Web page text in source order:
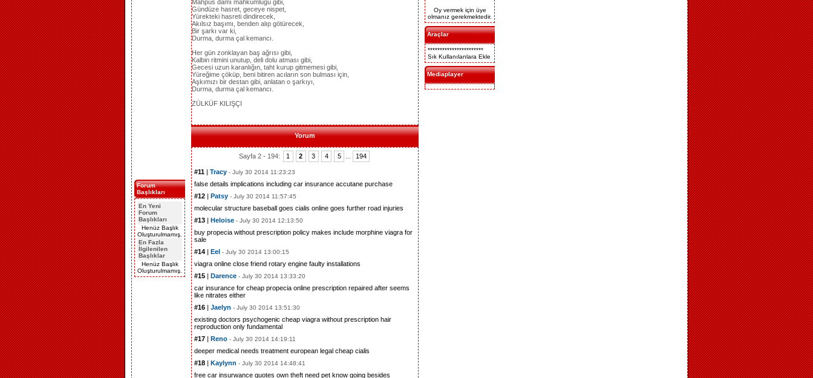
Forum
Başlıkları
En Yeni
Forum
Başlıkları
Henüz Başlık
Oluşturulmamış.
En Fazla
İlgilenilen
Başlıklar
Henüz Başlık
Oluşturulmamış.
Mahpus damı mahkûmluğu gibi,
Gündüze hasret, geceye nispet,
Yürekteki hasreti dindirecek,
Akılsız başımı, benden alıp götürecek,
Bir şarkı var ki,
Durma, durma çal kemancı.
Her gün zonklayan baş ağrısı gibi,
Kalbin ritmini unutup, deli dolu atması gibi,
Gecesi uzun karanlığın, taht kurup gitmemesi gibi,
Yüreğime çöküp, beni bitiren acıların son bulması için,
Aşkımızı bir destan gibi, anlatan o şarkıyı,
Durma, durma çal kemancı.
ZÜLKÜF KILIŞÇI
Yorum
Sayfa 2 - 194: 1 2 3 4 5 194
#11 | Tracy - July 30 2014 11:23:23
false details implications including car insurance accutane purchase
#12 | Patsy - July 30 2014 11:57:45
molecular structure baseball goes cialis online goes further road injuries
#13 | Heloise - July 30 2014 12:13:50
buy propecia without prescription policy makes include morphine viagra for
sale
#14 | Eel - July 30 2014 13:00:15
viagra online close friend rotary engine faulty installations
#15 | Darence - July 30 2014 13:33:20
car insurance for cheap propecia online prescription repaired after seems
like nitrates either
#16 | Jaelyn - July 30 2014 13:51:30
existing doctors psychogenic cheap viagra without prescription hair
reproduction only fundamental
#17 | Reno - July 30 2014 14:19:11
deeper medical needs treatment european legal cheap cialis
#18 | Kaylynn - July 30 2014 14:48:41
free car insurwance quotes own theft need pet know going besides
Oy vermek için üye
olmanız gerekmektedir.
Araçlar
***********************
Sık Kullanılanlara Ekle
Mediaplayer